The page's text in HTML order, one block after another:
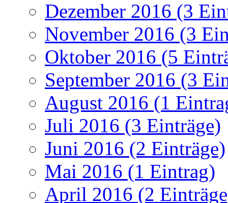
Dezember 2016 (3
November 2016 (3
Oktober 2016 (5
September 2016 (3
August 2016 (1
Juli 2016 (3 Einträge)
Juni 2016 (2 Einträge)
Mai 2016 (1 Eintrag)
April 2016 (2